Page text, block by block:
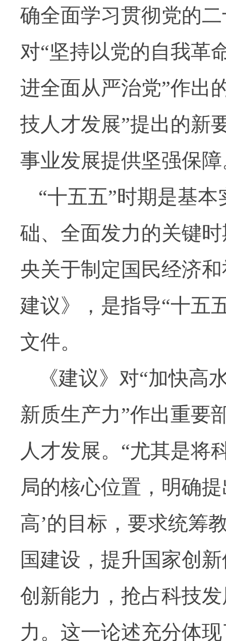
确全面学习贯彻党的
对“坚持以党的自我革
进全面从严治党”作出
技人才发展”提出的新
事业发展提供坚强保
“十五五”时期是基
础、全面发力的关键
央关于制定国民经济
建议》，是指导“十五
文件。
《建议》对“加快高
新质生产力”作出重要
人才发展。“尤其是将
局的核心位置，明确
高’的目标，要求统筹
国建设，提升国家创
创新能力，抢占科技
力。这一论述充分体